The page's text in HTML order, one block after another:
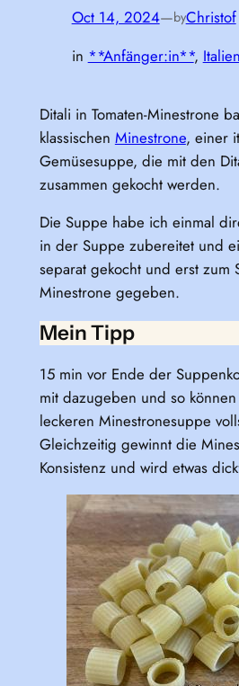
Oct 14, 2024—byChristof
in **Anfänger:in**,
Ditali in Tomaten-Minestrone
klassischen Minestrone, einer
Gemüsesuppe, die mit den
zusammen gekocht werden.
Die Suppe habe ich einmal
in der Suppe zubereitet und
separat gekocht und erst zum
Minestrone gegeben.
Mein Tipp
15 min vor Ende der
mit dazugeben und so
leckeren Minestronesuppe
Gleichzeitig gewinnt die
Konsistenz und wird etwas